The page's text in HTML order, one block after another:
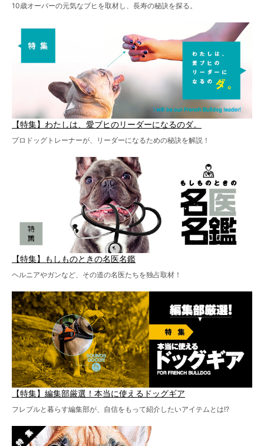
10歳オーバーの元気なブヒを取材し、長寿の秘訣を探る。
【特集】わたしは、愛ブヒのリーダーになるのダ。
プロドッグトレーナーが、リーダーになるための秘訣を解説！
【特集】もしものときの名医名鑑
ヘルニアやガンなど、その道の名医たちを独占取材！
【特集】編集部厳選！本当に使えるドッグギア
フレブルと暮らす編集部が、自信をもって紹介したいアイテムとは!?